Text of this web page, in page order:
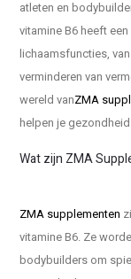
atleten en
vitamine B6 heeft
lichaamsfuncties,
verminderen van
wereld vanZMA
helpen je
Wat zijn ZMA
ZMA supplementen
vitamine B6. Ze
bodybuilders om